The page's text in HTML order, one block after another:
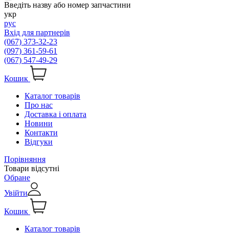
Введіть назву або номер запчастини
укр
рус
Вхід для партнерів
(067) 373-32-23
(097) 361-59-61
(067) 547-49-29
Кошик
Каталог товарів
Про нас
Доставка і оплата
Новини
Контакти
Відгуки
Порівняння
Товари відсутні
Обране
Увійти
Кошик
Каталог товарів